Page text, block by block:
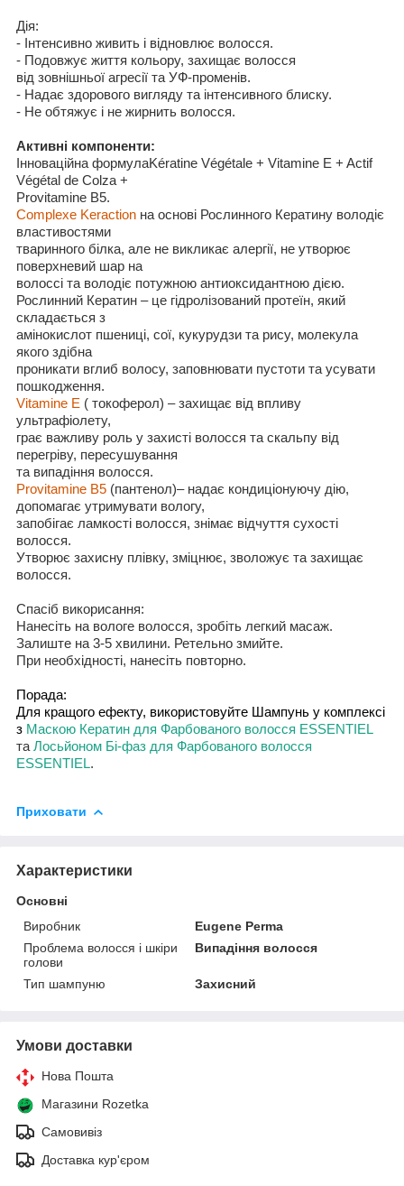
Дія:
- Інтенсивно живить і відновлює волосся.
- Подовжує життя кольору, захищає волосся
від зовнішньої агресії та УФ-променів.
- Надає здорового вигляду та інтенсивного блиску.
- Не обтяжує і не жирнить волосся.
Активні компоненти:
Інноваційна формулаKératine Végétale + Vitamine E + Actif
Végétal de Colza +
Provitamine B5.
Complexe Keraction на основі Рослинного Кератину володіє
властивостями
тваринного білка, але не викликає алергії, не утворює
поверхневий шар на
волоссі та володіє потужною антиоксидантною дією.
Рослинний Кератин – це гідролізований протеїн, який
складається з
амінокислот пшениці, сої, кукурудзи та рису, молекула
якого здібна
проникати вглиб волосу, заповнювати пустоти та усувати
пошкодження.
Vitamine E ( токоферол) –захищає від впливу
ультрафіолету,
грає важливу роль у захисті волосся та скальпу від
перегріву, пересушування
та випадіння волосся.
Provitamine В5 (пантенол)– надає кондиціонуючу дію,
допомагає утримувати вологу,
запобігає ламкості волосся, знімає відчуття сухості
волосся.
Утворює захисну плівку, зміцнює, зволожує та захищає
волосся.
Спасіб викорисання:
Нанесіть на вологе волосся, зробіть легкий масаж.
Залиште на 3-5 хвилини. Ретельно змийте.
При необхідності, нанесіть повторно.
Порада:
Для кращого ефекту, використовуйте Шампунь у комплексі
з Маскою Кератин для Фарбованого волосся ESSENTIEL
та Лосьйоном Бі-фаз для Фарбованого волосся
ESSENTIEL.
Приховати
Характеристики
Основні
Виробник
Eugene Perma
Проблема волосся і шкіри
голови
Випадіння волосся
Тип шампуню Захисний
Умови доставки
Нова Пошта
Магазини Rozetka
Самовивіз
Доставка кур'єром